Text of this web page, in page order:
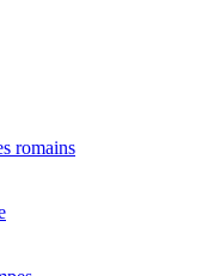
romains